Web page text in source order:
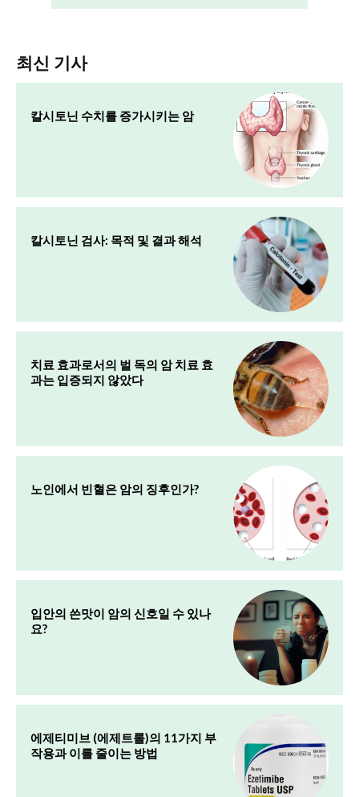
최신 기사
칼시토닌 수치를 증가시키는 암
칼시토닌 검사: 목적 및 결과 해석
치료 효과로서의 벌 독의 암 치료 효
과는 입증되지 않았다
노인에서 빈혈은 암의 징후인가?
입안의 쓴맛이 암의 신호일 수 있나
요?
에제티미브 (에제트롤)의 11가지 부
작용과 이를 줄이는 방법